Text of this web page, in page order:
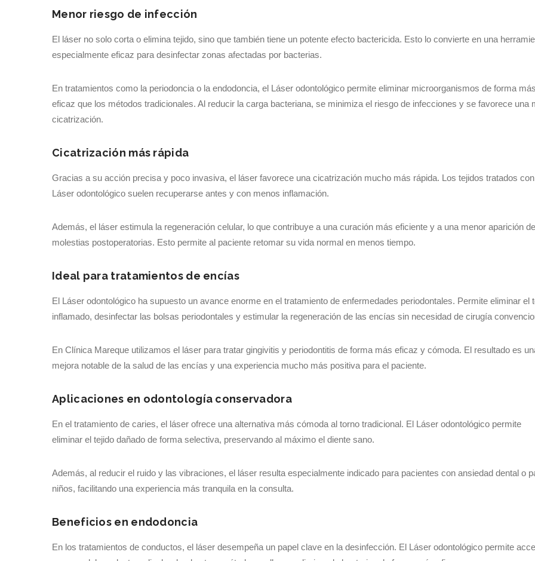
Menor riesgo de infección
El láser no solo corta o elimina tejido, sino que también tiene un potente efecto bactericida. Esto lo convierte en una
especialmente eficaz para desinfectar zonas afectadas por bacterias.
En tratamientos como la periodoncia o la endodoncia, el Láser odontológico permite eliminar microorganismos de forma más
eficaz que los métodos tradicionales. Al reducir la carga bacteriana, se minimiza el riesgo de infecciones y se favorece una
cicatrización.
Cicatrización más rápida
Gracias a su acción precisa y poco invasiva, el láser favorece una cicatrización mucho más rápida. Los tejidos tratados con
Láser odontológico suelen recuperarse antes y con menos inflamación.
Además, el láser estimula la regeneración celular, lo que contribuye a una curación más eficiente y a una menor aparición de
molestias postoperatorias. Esto permite al paciente retomar su vida normal en menos tiempo.
Ideal para tratamientos de encías
El Láser odontológico ha supuesto un avance enorme en el tratamiento de enfermedades periodontales. Permite eliminar el
inflamado, desinfectar las bolsas periodontales y estimular la regeneración de las encías sin necesidad de cirugía
En Clínica Mareque utilizamos el láser para tratar gingivitis y periodontitis de forma más eficaz y cómoda. El resultado es
mejora notable de la salud de las encías y una experiencia mucho más positiva para el paciente.
Aplicaciones en odontología conservadora
En el tratamiento de caries, el láser ofrece una alternativa más cómoda al torno tradicional. El Láser odontológico permite
eliminar el tejido dañado de forma selectiva, preservando al máximo el diente sano.
Además, al reducir el ruido y las vibraciones, el láser resulta especialmente indicado para pacientes con ansiedad dental o
niños, facilitando una experiencia más tranquila en la consulta.
Beneficios en endodoncia
En los tratamientos de conductos, el láser desempeña un papel clave en la desinfección. El Láser odontológico permite